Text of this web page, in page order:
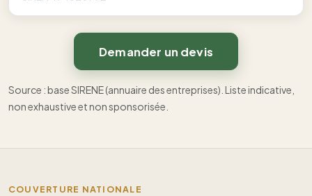
Demander un devis
Source : base SIRENE (annuaire des entreprises). Liste indicative,
non exhaustive et non sponsorisée.
COUVERTURE NATIONALE